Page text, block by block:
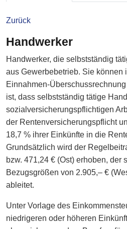
Zurück
Handwerker
Handwerker, die selbstständig
aus Gewerbebetrieb. Sie können
Einnahmen-
ist, dass selbstständig tätige
sozialversicherungspflichtigen
der Rentenversicherungspflicht
18,7 % ihrer Einkünfte in die
Grundsätzlich wird der
bzw. 471,24 € (Ost) erhoben, der
Bezugsgrößen von 2.905,– €
ableitet.
Unter Vorlage des
niedrigeren oder höheren